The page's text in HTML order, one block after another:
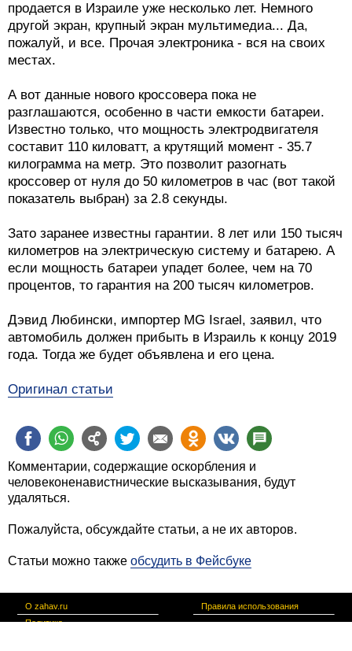
продается в Израиле уже несколько лет. Немного
другой экран, крупный экран мультимедиа... Да,
пожалуй, и все. Прочая электроника - вся на своих
местах.
А вот данные нового кроссовера пока не
разглашаются, особенно в части емкости батареи.
Известно только, что мощность электродвигателя
составит 110 киловатт, а крутящий момент - 35.7
килограмма на метр. Это позволит разогнать
кроссовер от нуля до 50 километров в час (вот такой
показатель выбран) за 2.8 секунды.
Зато заранее известны гарантии. 8 лет или 150 тысяч
километров на электрическую систему и батарею. А
если мощность батареи упадет более, чем на 70
процентов, то гарантия на 200 тысяч километров.
Дэвид Любински, импортер MG Israel, заявил, что
автомобиль должен прибыть в Израиль к концу 2019
года. Тогда же будет объявлена и его цена.
Оригинал статьи
Комментарии, содержащие оскорбления и
человеконенавистнические высказывания, будут
удаляться.
Пожалуйста, обсуждайте статьи, а не их авторов.
Статьи можно также обсудить в Фейсбуке
О zahav.ru
Правила использования
Политика